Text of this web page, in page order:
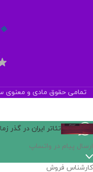
تمامی حقوق مادی و معنوی
تئاتر ایران در گذر